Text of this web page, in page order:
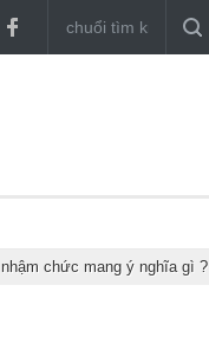
chức mang ý nghĩa gì ?